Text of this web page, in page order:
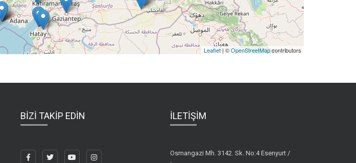
Leaflet| ©OpenStreetMapcontributors
BİZİ TAKİP EDİN İLETİŞİM
Osmangazi Mh. 3142. Sk. No:4 Esenyurt /